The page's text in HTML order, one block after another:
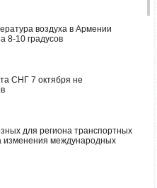
воздуха в Армении
8-10 градусов
СНГ 7 октября не
для региона транспортных
изменения международных